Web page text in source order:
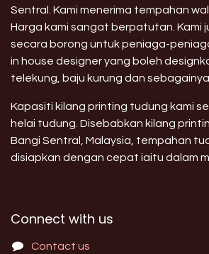
Sentral. Kami menerima tempahan
Harga kami sangat berpatutan. Kami
secara borong untuk peniaga-
in house designer yang boleh
telekung, baju kurung dan
Kapasiti kilang printing tudung kami
helai tudung. Disebabkan kilang
Bangi Sentral, Malaysia, tempahan
disiapkan dengan cepat iaitu dalam
Connect with us
Contact us